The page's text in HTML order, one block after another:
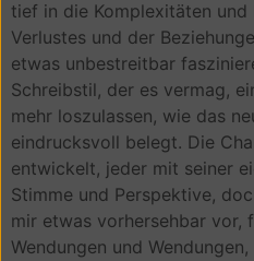
tief in die Komplexitäten und
Verlustes und der
etwas unbestreitbar
Schreibstil, der es vermag,
mehr loszulassen, wie das
eindrucksvoll belegt. Die
entwickelt, jeder mit seiner
Stimme und Perspektive,
mir etwas vorhersehbar vor,
Wendungen und